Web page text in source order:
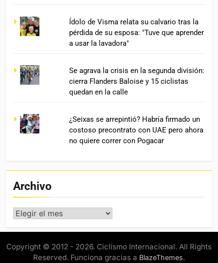
Ídolo de Visma relata su calvario tras la
pérdida de su esposa: "Tuve que aprender
a usar la lavadora"
Se agrava la crisis en la segunda división:
cierra Flanders Baloise y 15 ciclistas
quedan en la calle
¿Seixas se arrepintió? Habría firmado un
costoso precontrato con UAE pero ahora
no quiere correr con Pogacar
Archivo
Archivo
Copyright © 2012 - 2026. Ciclismo Internacional. All Rights
Reserved. Funciona gracias a BlazeThemes.